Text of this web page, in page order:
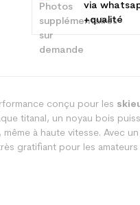
via
+qualité
conçu pour les
titanal, un noyau bois
à haute vitesse. Avec
gratifiant pour les